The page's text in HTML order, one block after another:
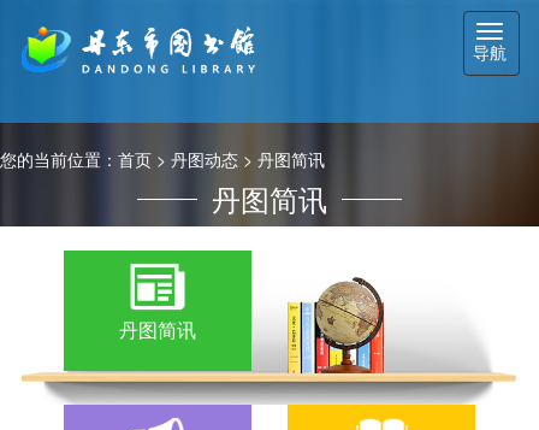
切
换
导
导航
您的当前位置： 首页 > 丹图动态 > 丹图简讯
丹图简讯
丹图简讯